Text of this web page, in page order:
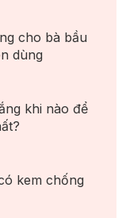
cho bà bầu
dùng
khi nào để
kem chống